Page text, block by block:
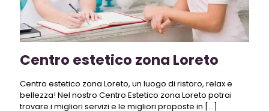
Centro estetico zona Loreto
Centro estetico zona Loreto, un luogo di ristoro, relax e
bellezza! Nel nostro Centro Estetico zona Loreto potrai
trovare i migliori servizi e le migliori proposte in […]